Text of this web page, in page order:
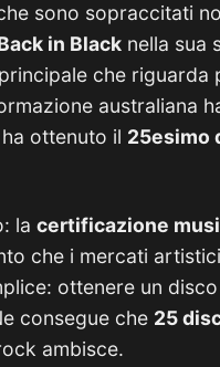
sono sopraccitati
in Black nella sua
che riguarda
australiana
ottenuto il 25esimo
la certificazione
che i mercati
ottenere un
consegue che 25
ambisce.